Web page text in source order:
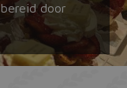
door